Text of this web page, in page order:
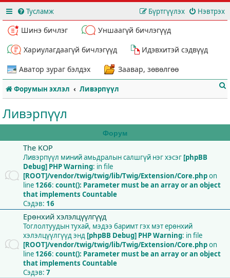
Тусламж Нэвтрэх
Бүртгүүлэх
Шинэ бичлэг
Уншаагүй бичлэгүүд
Хариулагдаагүй бичлэгүүд
Идэвхитэй сэдвүүд
Аватор зураг бэлдэх
Заавар, зөвөлгөө
Форумын эхлэл Ливэрпүүл
Ливэрпүүл
Форум
The KOP
Ливэрпүүл миний амьдралын салшгүй нэг хэсэг [phpBB
Debug] PHP Warning: in file
[ROOT]/vendor/twig/twig/lib/Twig/Extension/Core.phpon
line 1266: count(): Parameter must be an array or an object
that implements Countable
Сэдэв: 16
Ерөнхий хэлэлцүүлгүүд
Тоглолтуудын тухай, мэдээ баримт гэх мэт ерөнхий
хэлэлцүүлгүүд энд [phpBB Debug] PHP Warning: in file
[ROOT]/vendor/twig/twig/lib/Twig/Extension/Core.phpon
line 1266: count(): Parameter must be an array or an object
that implements Countable
Сэдэв: 7